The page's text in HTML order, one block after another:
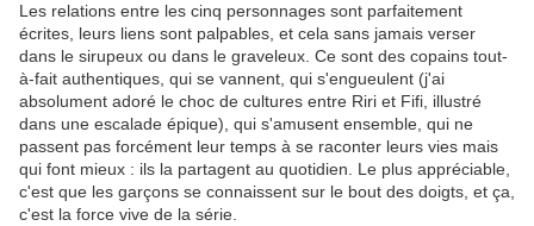
Les relations entre les cinq personnages sont parfaitement
écrites, leurs liens sont palpables, et cela sans jamais verser
dans le sirupeux ou dans le graveleux. Ce sont des copains tout-
à-fait authentiques, qui se vannent, qui s'engueulent (j'ai
absolument adoré le choc de cultures entre Riri et Fifi, illustré
dans une escalade épique), qui s'amusent ensemble, qui ne
passent pas forcément leur temps à se raconter leurs vies mais
qui font mieux : ils la partagent au quotidien. Le plus appréciable,
c'est que les garçons se connaissent sur le bout des doigts, et ça,
c'est la force vive de la série.